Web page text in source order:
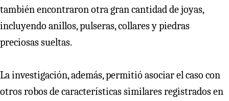
también encontraron otra gran cantidad de joyas,
incluyendo anillos, pulseras, collares y piedras
preciosas sueltas.
La investigación, además, permitió asociar el caso con
otros robos de características similares registrados en